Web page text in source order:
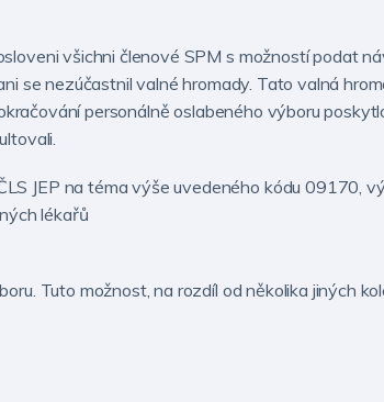
všichni členové SPM s možností podat
se nezúčastnil valné hromady. Tato valná
personálně oslabeného výboru
JEP na téma výše uvedeného kódu 09170,
lékařů
Tuto možnost, na rozdíl od několika jiných